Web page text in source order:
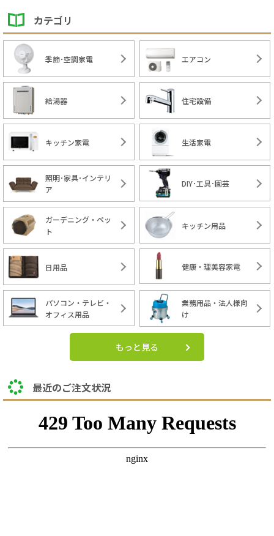
カテゴリ
季節･空調家電 エアコン
給湯器 住宅設備
キッチン家電 生活家電
照明･家具･インテリ
ア
DIY･工具･園芸
ガーデニング・ペッ
ト
キッチン用品
日用品 健康・理美容家電
パソコン・テレビ・
オフィス用品
業務用品・法人様向
け
もっと見る
最近のご注文状況